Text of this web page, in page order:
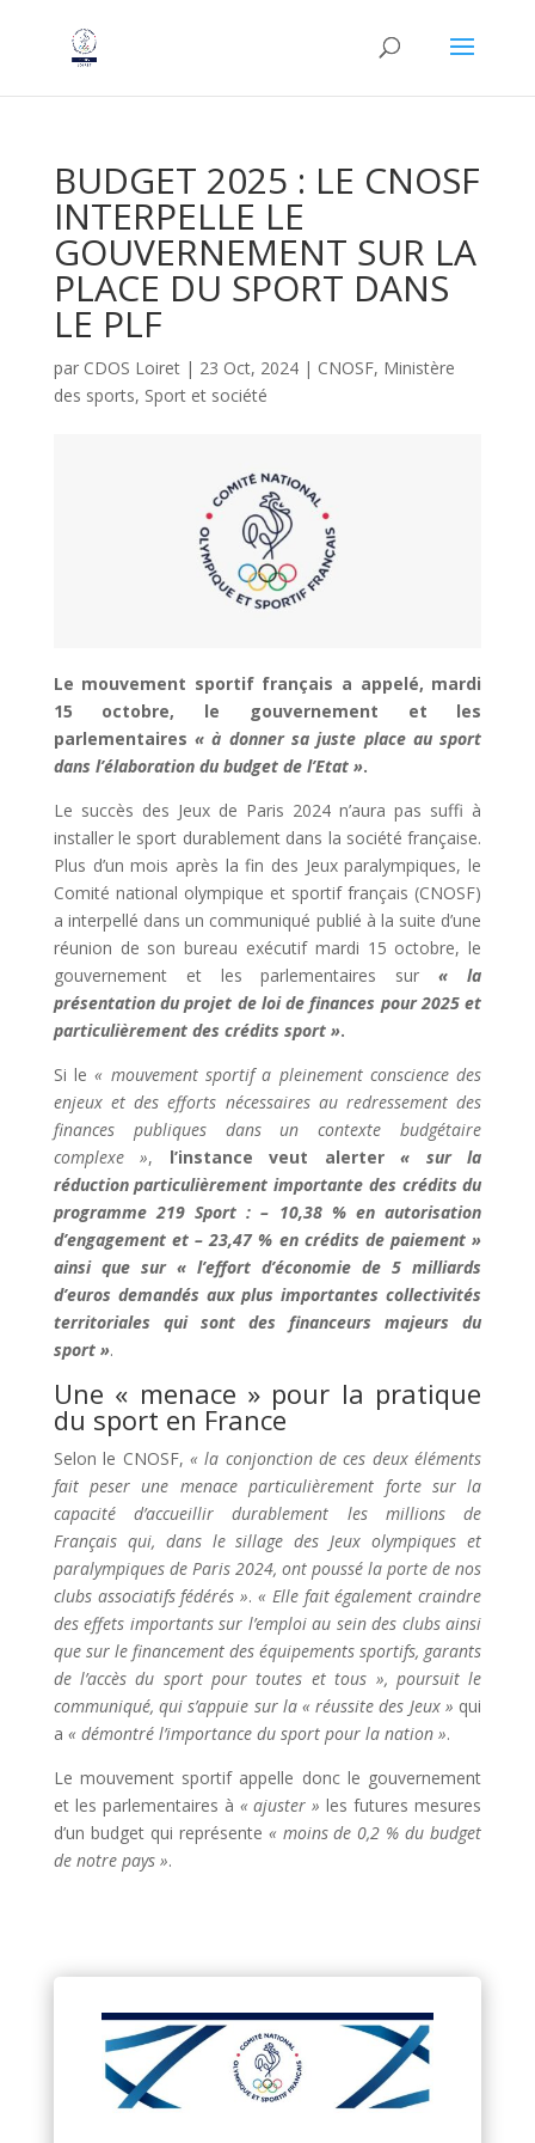
BUDGET 2025 : LE CNOSF
INTERPELLE LE
GOUVERNEMENT SUR LA
PLACE DU SPORT DANS
LE PLF
par CDOS Loiret| 23 Oct, 2024| CNOSF, Ministère
des sports, Sport et société
Le mouvement sportif français a appelé, mardi
15 octobre, le gouvernement et les
parlementaires« à donner sa juste place au sport
dans l’élaboration du budget de l’Etat ».
Le succès des Jeux de Paris 2024 n’aura pas suffi à
installer le sport durablement dans la société française.
Plus d’un mois après la fin des Jeux paralympiques, le
Comité national olympique et sportif français (CNOSF)
a interpellé dans un communiqué publié à la suite d’une
réunion de son bureau exécutif mardi 15 octobre, le
gouvernement et les parlementaires sur« la
présentation du projet de loi de finances pour 2025 et
particulièrement des crédits sport ».
Si le« mouvement sportif a pleinement conscience des
enjeux et des efforts nécessaires au redressement des
finances publiques dans un contexte budgétaire
complexe », l’instance veut alerter« sur la
réduction particulièrement importante des crédits du
programme 219 Sport : – 10,38 % en autorisation
d’engagement et – 23,47 % en crédits de paiement »
ainsi que sur « l’effort d’économie de 5 milliards
d’euros demandés aux plus importantes collectivités
territoriales qui sont des financeurs majeurs du
sport ».
Une « menace » pour la pratique
du sport en France
Selon le CNOSF, « la conjonction de ces deux éléments
fait peser une menace particulièrement forte sur la
capacité d’accueillir durablement les millions de
Français qui, dans le sillage des Jeux olympiques et
paralympiques de Paris 2024, ont poussé la porte de nos
clubs associatifs fédérés ».« Elle fait également craindre
des effets importants sur l’emploi au sein des clubs ainsi
que sur le financement des équipements sportifs, garants
de l’accès du sport pour toutes et tous », poursuit le
communiqué, qui s’appuie sur la « réussite des Jeux » qui
a « démontré l’importance du sport pour la nation ».
Le mouvement sportif appelle donc le gouvernement
et les parlementaires à « ajuster » les futures mesures
d’un budget qui représente « moins de 0,2 % du budget
de notre pays ».